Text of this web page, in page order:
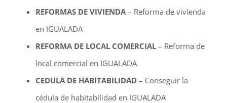
REFORMAS DE VIVIENDA – Reforma de vivienda
en IGUALADA
REFORMA DE LOCAL COMERCIAL – Reforma de
local comercial en IGUALADA
CEDULA DE HABITABILIDAD – Conseguir la
cédula de habitabilidad en IGUALADA